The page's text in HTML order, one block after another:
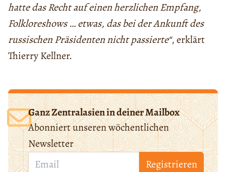
hatte das Recht auf einen herzlichen Empfang,
Folkloreshows … etwas, das bei der Ankunft des
russischen Präsidenten nicht passierte“, erklärt
Thierry Kellner.
Ganz Zentralasien in deiner Mailbox
Abonniert unseren wöchentlichen
Newsletter
Registrieren